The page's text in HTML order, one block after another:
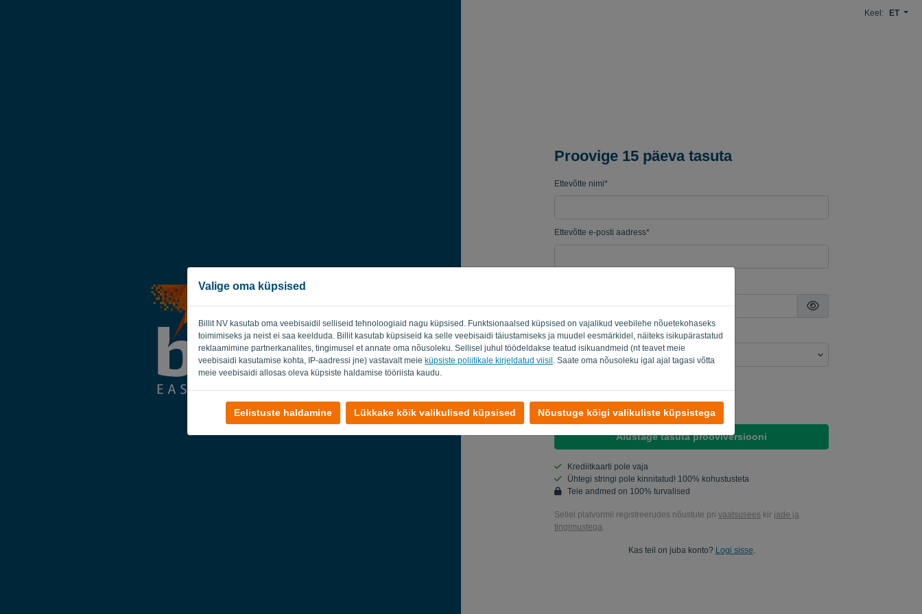
Valige oma küpsised
Billit NV kasutab oma veebisaidil selliseid tehnoloogiaid nagu küpsised. Funktsionaalsed küpsised on vajalikud veebilehe nõuetekohaseks
toimimiseks ja neist ei saa keelduda. Billit kasutab küpsiseid ka selle veebisaidi täiustamiseks ja muudel eesmärkidel, näiteks isikupärastatud
reklaamimine partnerkanalites, tingimusel et annate oma nõusoleku. Sellisel juhul töödeldakse teatud isikuandmeid (nt teavet meie
veebisaidi kasutamise kohta, IP-aadressi jne) vastavalt meie küpsiste poliitikale kirjeldatud viisil . Saate oma nõusoleku igal ajal tagasi võtta
meie veebisaidi allosas oleva küpsiste haldamise tööriista kaudu.
Eelistuste haldamine Lükkake kõik valikulised küpsised Nõustuge kõigi valikuliste küpsistega
Keel: ET
Proovige 15 päeva tasuta
Ettevõtte nimi*
Ettevõtte e-posti aadress*
Jah, võite saata mulle turundusvärskendusi.
Alustage tasuta prooviversiooni
Krediitkaarti pole vaja
Ühtegi stringi pole kinnitatud! 100% kohustusteta
Teie andmed on 100% turvalised
Sellel platvormil registreerudes nõustute pri vaatsusees kir jade ja
tingimustega.
Kas teil on juba konto? Logi sisse.